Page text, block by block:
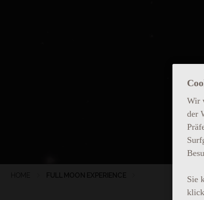
FULL MOON EXPERIENCE
Wir
der
Sie